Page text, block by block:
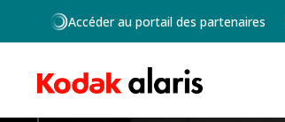
Skip to main content
Accéder au portail des partenaires